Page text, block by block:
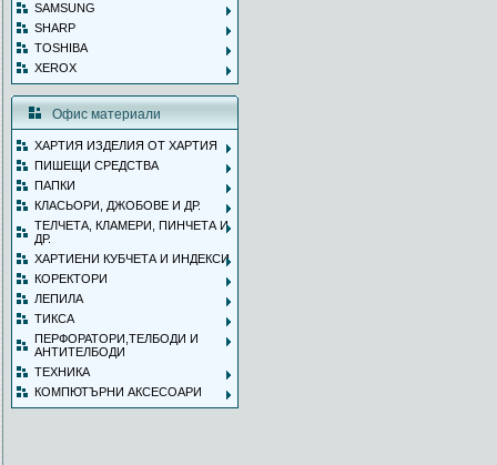
SAMSUNG
SHARP
TOSHIBA
XEROX
Офис материали
ХАРТИЯ ИЗДЕЛИЯ ОТ ХАРТИЯ
ПИШЕЩИ СРЕДСТВА
ПАПКИ
КЛАСЬОРИ, ДЖОБОВЕ И ДР.
ТЕЛЧЕТА, КЛАМЕРИ, ПИНЧЕТА И
ДР.
ХАРТИЕНИ КУБЧЕТА И ИНДЕКСИ
КОРЕКТОРИ
ЛЕПИЛА
ТИКСА
ПЕРФОРАТОРИ,ТЕЛБОДИ И
АНТИТЕЛБОДИ
ТЕХНИКА
КОМПЮТЪРНИ АКСЕСОАРИ